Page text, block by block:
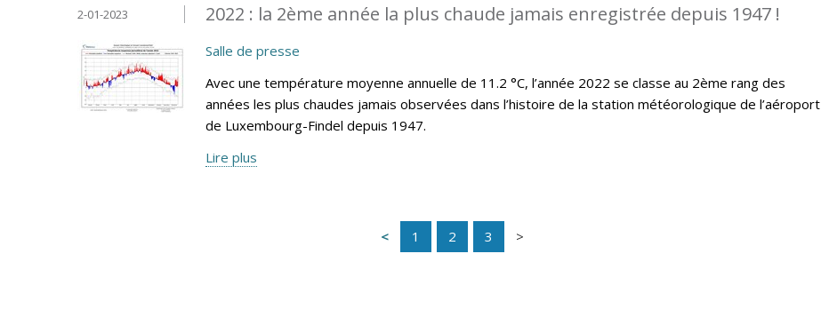
2022 : la 2ème année la plus chaude jamais enregistrée depuis 1947 !
2-01-2023
Salle de presse
Avec une température moyenne annuelle de 11.2 °C, l’année 2022 se classe au 2ème rang des
années les plus chaudes jamais observées dans l’histoire de la station météorologique de l’aéroport
de Luxembourg-Findel depuis 1947.
Lire plus
1 2 3